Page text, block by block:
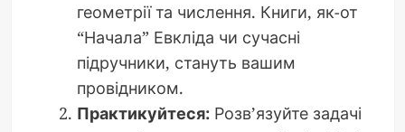
геометрії та числення. Книги, як-от
“Начала” Евкліда чи сучасні
підручники, стануть вашим
провідником.
Практикуйтеся:Розв’язуйте задачі